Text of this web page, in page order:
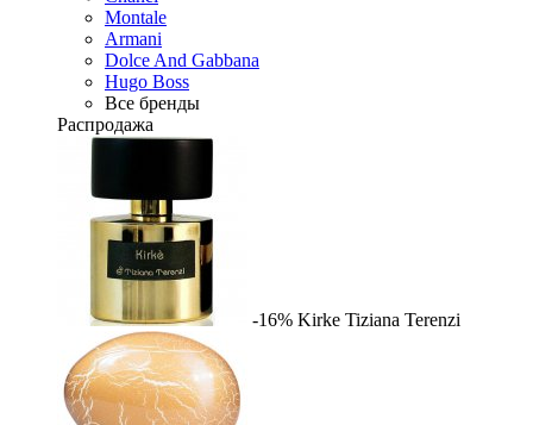
Montale
Armani
Dolce And Gabbana
Hugo Boss
Все бренды
Распродажа
-16% Kirke Tiziana Terenzi